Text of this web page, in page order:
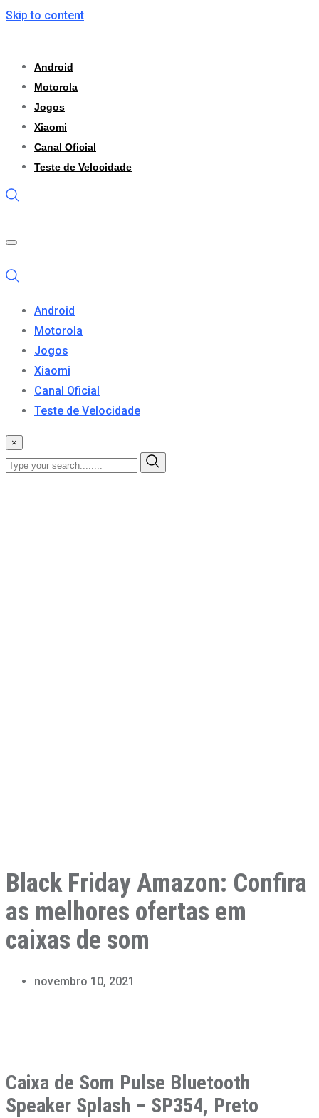
Skip to content
Android
Motorola
Jogos
Xiaomi
Canal Oficial
Teste de Velocidade
Android
Motorola
Jogos
Xiaomi
Canal Oficial
Teste de Velocidade
×
Black Friday Amazon: Confira
as melhores ofertas em
caixas de som
novembro 10, 2021
Caixa de Som Pulse Bluetooth
Speaker Splash – SP354, Preto